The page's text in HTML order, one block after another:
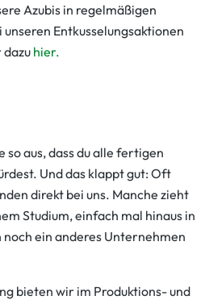
Azubis in regelmäßigen
Entkusselungsaktionen
hier.
so aus, dass du alle fertigen
Und das klappt gut: Oft
direkt bei uns. Manche zieht
Studium, einfach mal hinaus in
ein anderes Unternehmen
bieten wir im Produktions- und